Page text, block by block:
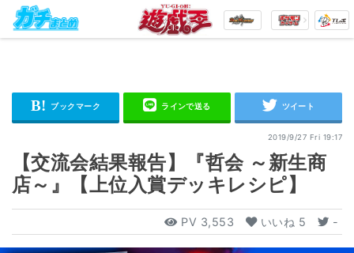
2019/9/27 Fri 19:17
【交流会結果報告】『哲会 ～新生商
店～』【上位入賞デッキレシピ】
PV 3,553 いいね 5 -